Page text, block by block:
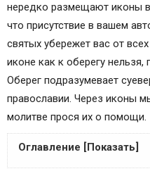
нередко размещают иконы
что присутствие в вашем
святых убережет вас от
иконе как к оберегу нельзя,
Оберег подразумевает
православии. Через иконы
молитве прося их о помощи.
Оглавление [Показать]